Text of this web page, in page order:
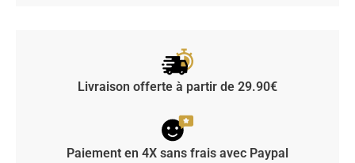
Livraison offerte à partir de 29.90€
Paiement en 4X sans frais avec Paypal